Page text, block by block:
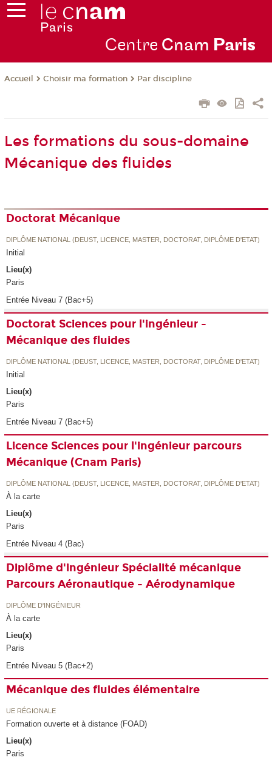
Centre Cnam Paris
Accueil Choisir ma formation Par discipline
Les formations du sous-domaine
Mécanique des fluides
Doctorat Mécanique
DIPLÔME NATIONAL (DEUST, LICENCE, MASTER, DOCTORAT, DIPLÔME D'ETAT)
Initial
Lieu(x)
Paris
Entrée Niveau 7 (Bac+5)
Doctorat Sciences pour l'ingénieur -
Mécanique des fluides
DIPLÔME NATIONAL (DEUST, LICENCE, MASTER, DOCTORAT, DIPLÔME D'ETAT)
Initial
Lieu(x)
Paris
Entrée Niveau 7 (Bac+5)
Licence Sciences pour l'ingénieur parcours
Mécanique (Cnam Paris)
DIPLÔME NATIONAL (DEUST, LICENCE, MASTER, DOCTORAT, DIPLÔME D'ETAT)
À la carte
Lieu(x)
Paris
Entrée Niveau 4 (Bac)
Diplôme d'ingénieur Spécialité mécanique
Parcours Aéronautique - Aérodynamique
DIPLÔME D'INGÉNIEUR
À la carte
Lieu(x)
Paris
Entrée Niveau 5 (Bac+2)
Mécanique des fluides élémentaire
UE RÉGIONALE
Formation ouverte et à distance (FOAD)
Lieu(x)
Paris